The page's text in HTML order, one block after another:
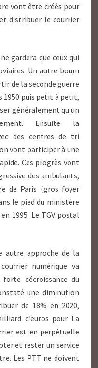
vont être créés pour
distribuer le courrier
gardera que ceux qui
Un autre boum
de la seconde guerre
1950 puis petit à petit,
généralement qu’un
Ensuite la
des centres de tri
vont participer à une
Ces progrès vont
des ambulants,
de Paris (gros foyer
le pied du ministère
1995. Le TGV postal
autre approche de la
numérique va
décroissance du
une diminution
de 18% en 2020,
d’euros pour La
est en perpétuelle
et rester un service
Les PTT ne doivent